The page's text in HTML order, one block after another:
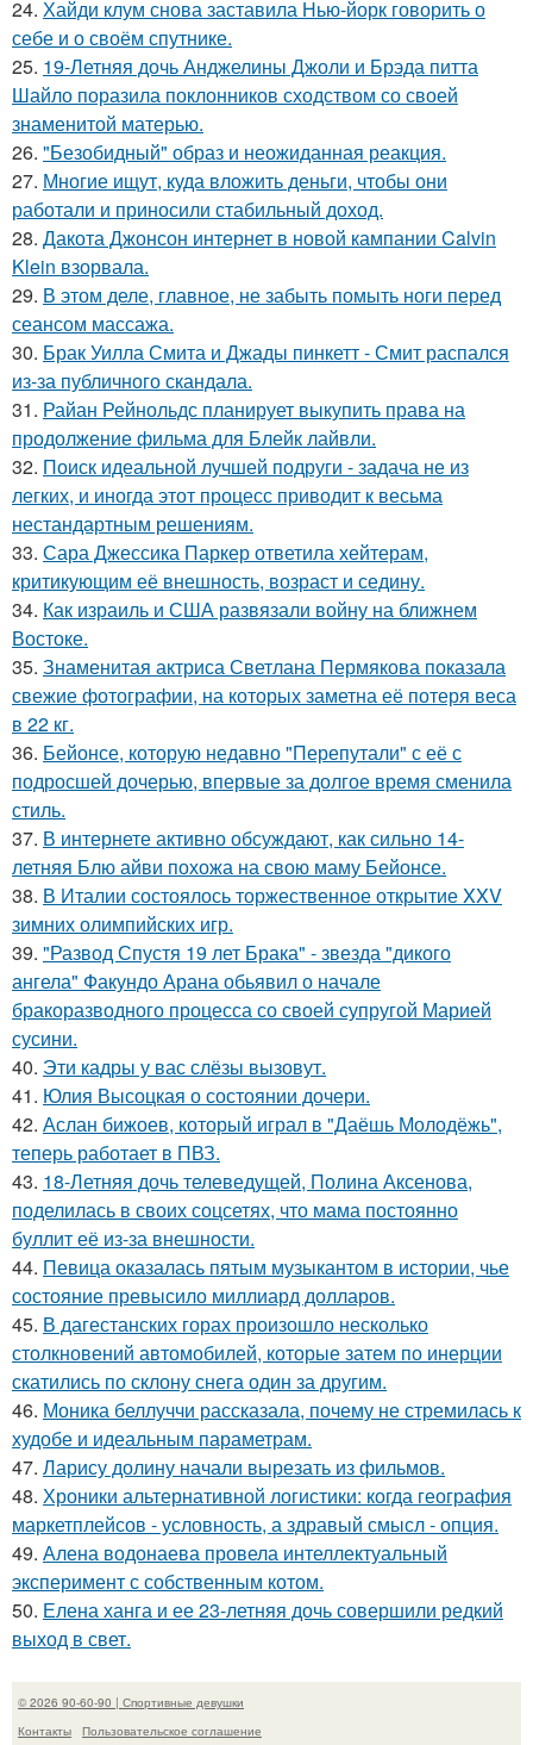
24. Хайди клум снова заставила Нью-йорк говорить о
себе и о своём спутнике.
25. 19-Летняя дочь Анджелины Джоли и Брэда питта
Шайло поразила поклонников сходством со своей
знаменитой матерью.
26. "Безобидный" образ и неожиданная реакция.
27. Многие ищут, куда вложить деньги, чтобы они
работали и приносили стабильный доход.
28. Дакота Джонсон интернет в новой кампании Calvin
Klein взорвала.
29. В этом деле, главное, не забыть помыть ноги перед
сеансом массажа.
30. Брак Уилла Смита и Джады пинкетт - Смит распался
из-за публичного скандала.
31. Райан Рейнольдс планирует выкупить права на
продолжение фильма для Блейк лайвли.
32. Поиск идеальной лучшей подруги - задача не из
легких, и иногда этот процесс приводит к весьма
нестандартным решениям.
33. Сара Джессика Паркер ответила хейтерам,
критикующим её внешность, возраст и седину.
34. Как израиль и США развязали войну на ближнем
Востоке.
35. Знаменитая актриса Светлана Пермякова показала
свежие фотографии, на которых заметна её потеря веса
в 22 кг.
36. Бейонсе, которую недавно "Перепутали" с её с
подросшей дочерью, впервые за долгое время сменила
стиль.
37. В интернете активно обсуждают, как сильно 14-
летняя Блю айви похожа на свою маму Бейонсе.
38. В Италии состоялось торжественное открытие XXV
зимних олимпийских игр.
39. "Развод Спустя 19 лет Брака" - звезда "дикого
ангела" Факундо Арана обьявил о начале
бракоразводного процесса со своей супругой Марией
сусини.
40. Эти кадры у вас слёзы вызовут.
41. Юлия Высоцкая о состоянии дочери.
42. Аслан бижоев, который играл в "Даёшь Молодёжь",
теперь работает в ПВЗ.
43. 18-Летняя дочь телеведущей, Полина Аксенова,
поделилась в своих соцсетях, что мама постоянно
буллит её из-за внешности.
44. Певица оказалась пятым музыкантом в истории, чье
состояние превысило миллиард долларов.
45. В дагестанских горах произошло несколько
столкновений автомобилей, которые затем по инерции
скатились по склону снега один за другим.
46. Моника беллуччи рассказала, почему не стремилась к
худобе и идеальным параметрам.
47. Ларису долину начали вырезать из фильмов.
48. Хроники альтернативной логистики: когда география
маркетплейсов - условность, а здравый смысл - опция.
49. Алена водонаева провела интеллектуальный
эксперимент с собственным котом.
50. Елена ханга и ее 23-летняя дочь совершили редкий
выход в свет.
© 2026 90-60-90 | Спортивные девушки
Контакты
Пользовательское соглашение